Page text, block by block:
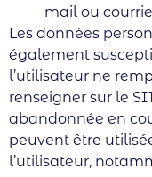
mail ou
Les données
également
l’utilisateur ne
renseigner sur le
abandonnée en
peuvent être
l’utilisateur,